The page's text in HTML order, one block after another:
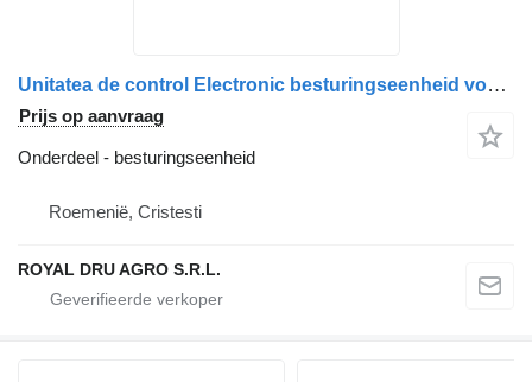
Unitatea de control Electronic besturingseenheid voor CAB Temperature Control 1386474 Scania 24V vrachtwagen
Prijs op aanvraag
Onderdeel - besturingseenheid
Roemenië, Cristesti
ROYAL DRU AGRO S.R.L.